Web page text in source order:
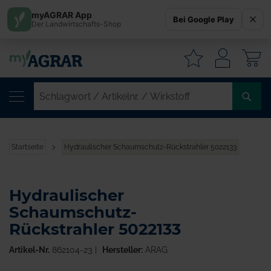
Startseite Hydraulischer Schaumschutz-Rückstrahler 5022133
Hydraulischer
Schaumschutz-
Rückstrahler 5022133
Artikel-Nr. 862104-23 Hersteller:ARAG
myAGRAR App
Der Landwirtschafts-Shop Bei Google Play